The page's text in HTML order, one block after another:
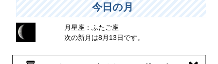
今日の月
月星座：ふたご座
次の新月は8月13日です。